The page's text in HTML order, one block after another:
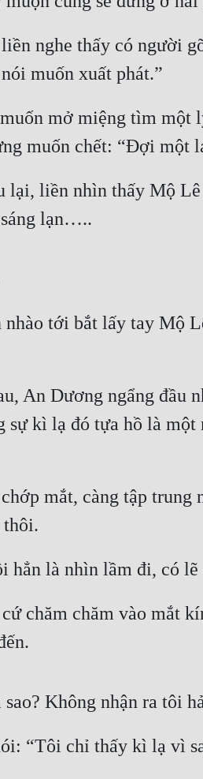
nghe thấy có người
muốn xuất phát.”
mở miệng tìm
muốn chết: “Đợi một
lại, liền nhìn thấy Mộ
lạn…..
nhào tới bắt lấy tay Mộ
An Dương ngẩng đầu
kì lạ đó tựa hồ là
mắt, càng tập
thôi.
hẳn là nhìn lầm đi, có
chăm chăm vào mắt
Không nhận ra tôi
“Tôi chỉ thấy kì lạ vì